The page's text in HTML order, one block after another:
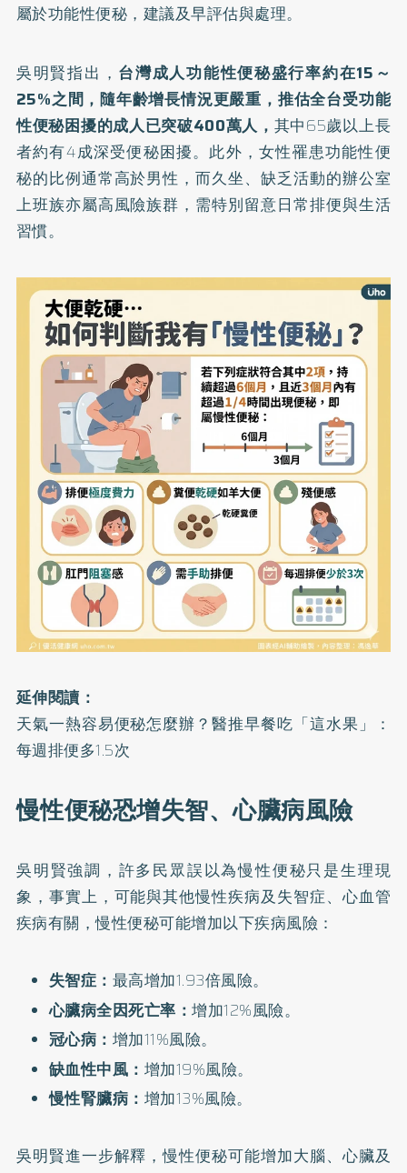
屬於功能性便秘，建議及早評估與處理。
吳明賢指出， 台灣成人功能性便秘盛行率約在15～
25%之間，隨年齡增長情況更嚴重，推估全台受功能
性便秘困擾的成人已突破400萬人， 其中65歲以上長
者約有4成深受便秘困擾。此外，女性罹患功能性便
秘的比例通常高於男性，而久坐、缺乏活動的辦公室
上班族亦屬高風險族群，需特別留意日常排便與生活
習慣。
延伸閱讀：
天氣一熱容易便秘怎麼辦？醫推早餐吃「這水果」：
每週排便多1.5次
慢性便秘恐增失智、心臟病風險
吳明賢強調，許多民眾誤以為慢性便秘只是生理現
象，事實上，可能與其他慢性疾病及失智症、心血管
疾病有關，慢性便秘可能增加以下疾病風險：
失智症： 最高增加1.93倍風險。
心臟病全因死亡率：增加12%風險。
冠心病： 增加11%風險。
缺血性中風： 增加19%風險。
慢性腎臟病： 增加13%風險。
吳明賢進一步解釋，慢性便秘可能增加大腦、心臟及